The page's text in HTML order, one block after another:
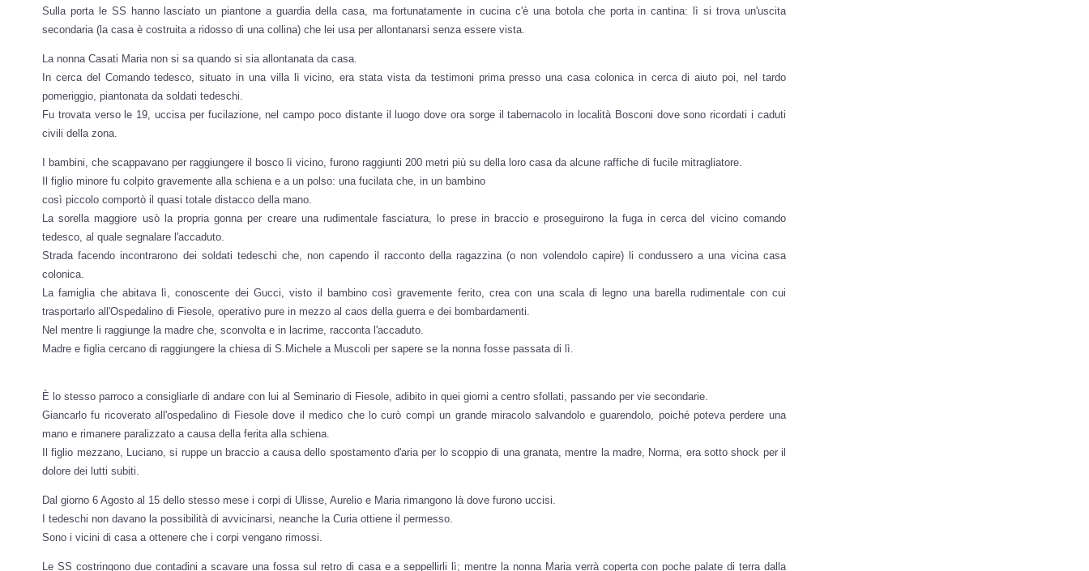
Sulla porta le SS hanno lasciato un piantone a guardia della casa, ma fortunatamente in cucina c'è una botola che porta in cantina: lì si trova un'uscita
secondaria (la casa è costruita a ridosso di una collina) che lei usa per allontanarsi senza essere vista.
La nonna Casati Maria non si sa quando si sia allontanata da casa.
In cerca del Comando tedesco, situato in una villa lì vicino, era stata vista da testimoni prima presso una casa colonica in cerca di aiuto poi, nel tardo
pomeriggio, piantonata da soldati tedeschi.
Fu trovata verso le 19, uccisa per fucilazione, nel campo poco distante il luogo dove ora sorge il tabernacolo in località Bosconi dove sono ricordati i caduti
civili della zona.
I bambini, che scappavano per raggiungere il bosco lì vicino, furono raggiunti 200 metri più su della loro casa da alcune raffiche di fucile mitragliatore.
Il figlio minore fu colpito gravemente alla schiena e a un polso: una fucilata che, in un bambino
così piccolo comportò il quasi totale distacco della mano.
La sorella maggiore usò la propria gonna per creare una rudimentale fasciatura, lo prese in braccio e proseguirono la fuga in cerca del vicino comando
tedesco, al quale segnalare l'accaduto.
Strada facendo incontrarono dei soldati tedeschi che, non capendo il racconto della ragazzina (o non volendolo capire) li condussero a una vicina casa
colonica.
La famiglia che abitava lì, conoscente dei Gucci, visto il bambino così gravemente ferito, crea con una scala di legno una barella rudimentale con cui
trasportarlo all'Ospedalino di Fiesole, operativo pure in mezzo al caos della guerra e dei bombardamenti.
Nel mentre li raggiunge la madre che, sconvolta e in lacrime, racconta l'accaduto.
Madre e figlia cercano di raggiungere la chiesa di S.Michele a Muscoli per sapere se la nonna fosse passata di lì.
È lo stesso parroco a consigliarle di andare con lui al Seminario di Fiesole, adibito in quei giorni a centro sfollati, passando per vie secondarie.
Giancarlo fu ricoverato all'ospedalino di Fiesole dove il medico che lo curò compì un grande miracolo salvandolo e guarendolo, poiché poteva perdere una
mano e rimanere paralizzato a causa della ferita alla schiena.
Il figlio mezzano, Luciano, si ruppe un braccio a causa dello spostamento d'aria per lo scoppio di una granata, mentre la madre, Norma, era sotto shock per il
dolore dei lutti subiti.
Dal giorno 6 Agosto al 15 dello stesso mese i corpi di Ulisse, Aurelio e Maria rimangono là dove furono uccisi.
I tedeschi non davano la possibilità di avvicinarsi, neanche la Curia ottiene il permesso.
Sono i vicini di casa a ottenere che i corpi vengano rimossi.
Le SS costringono due contadini a scavare una fossa sul retro di casa e a seppellirli lì; mentre la nonna Maria verrà coperta con poche palate di terra dalla